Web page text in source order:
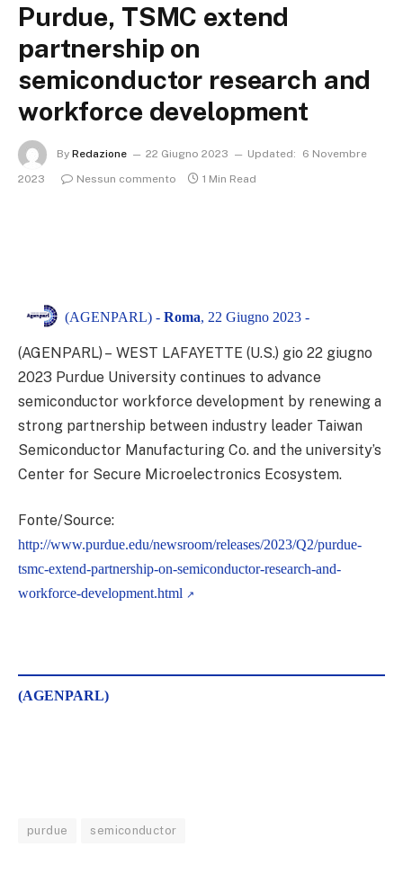
Purdue, TSMC extend
partnership on
semiconductor research and
workforce development
By Redazione 22 Giugno 2023 Updated:
6 Novembre
2023
Nessun commento 1 Min Read
(AGENPARL) - Roma, 22 Giugno 2023 -
(AGENPARL) – WEST LAFAYETTE (U.S.) gio 22 giugno
2023 Purdue University continues to advance
semiconductor workforce development by renewing a
strong partnership between industry leader Taiwan
Semiconductor Manufacturing Co. and the university’s
Center for Secure Microelectronics Ecosystem.
Fonte/Source:
http://www.purdue.edu/newsroom/releases/2023/Q2/purdue-
tsmc-extend-partnership-on-semiconductor-research-and-
workforce-development.html
(AGENPARL)
purdue semiconductor